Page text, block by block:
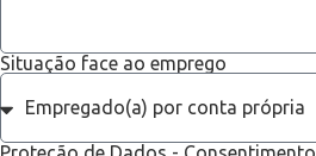
Situação face ao emprego